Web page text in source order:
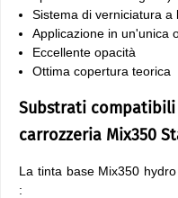
Sistema di verniciatura a
Applicazione in un'unica
Eccellente opacità
Ottima copertura teorica
Substrati
carrozzeria Mix350
La tinta base Mix350
: